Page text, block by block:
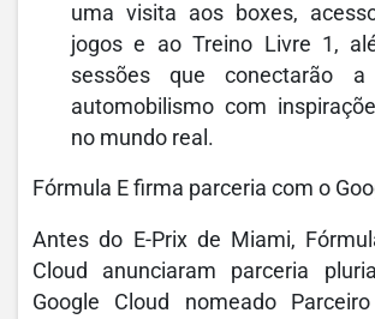
uma visita aos boxes,
jogos e ao Treino Livre 1,
sessões que conectarão
automobilismo com
no mundo real.
Fórmula E firma parceria com o
Antes do E-Prix de Miami,
Cloud anunciaram parceria
Google Cloud nomeado